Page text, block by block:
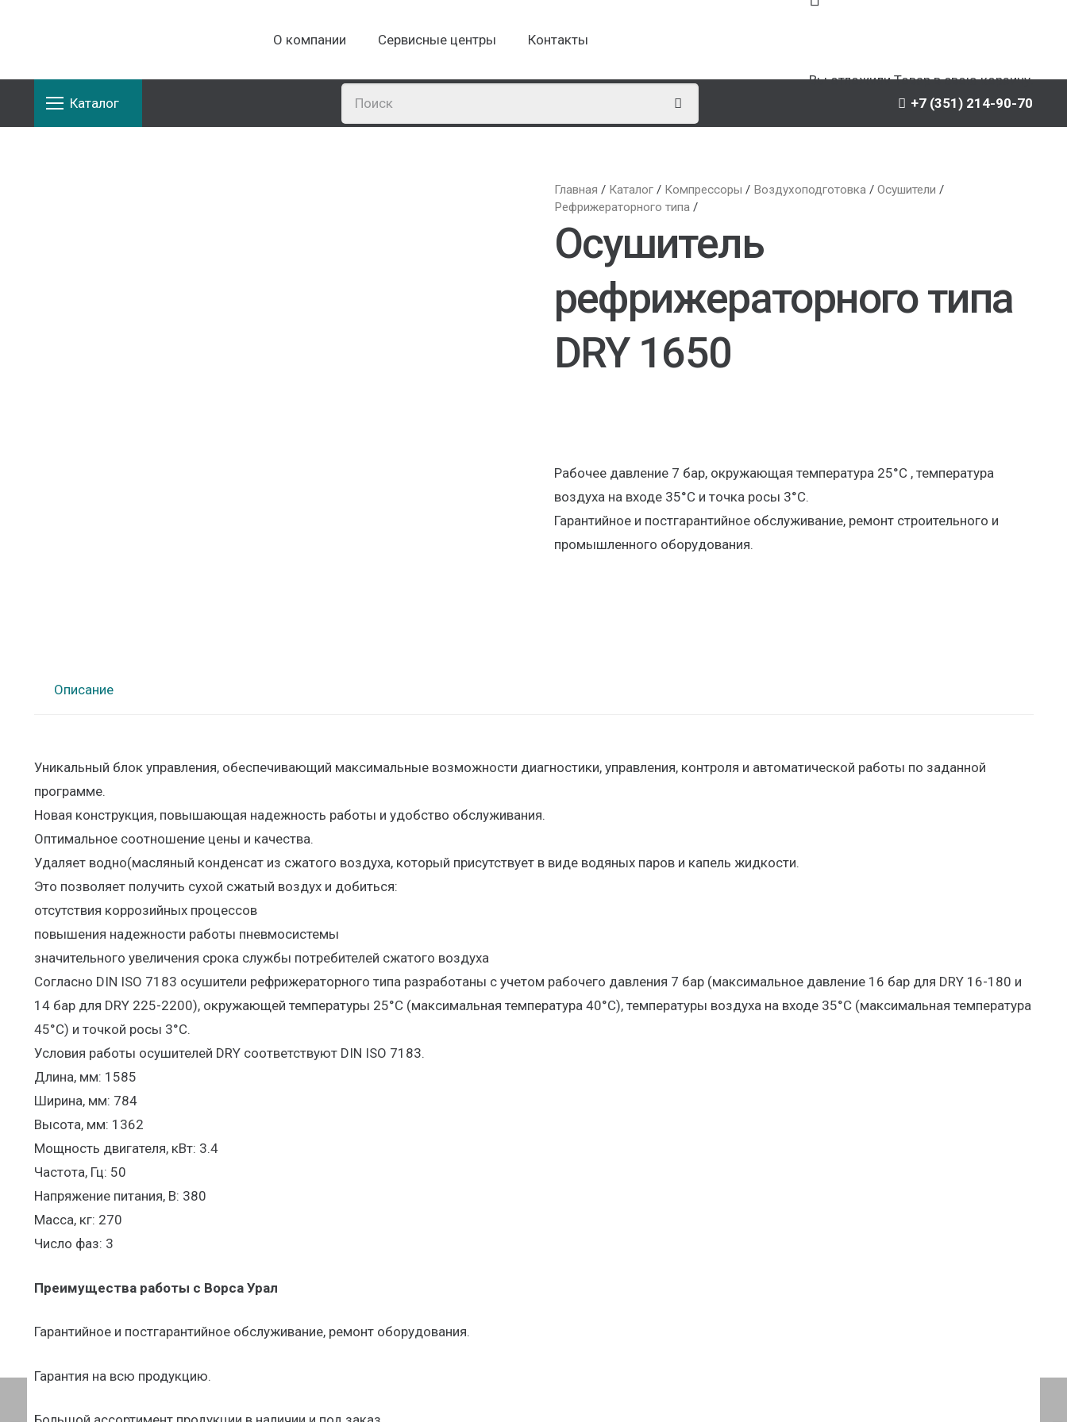
О компании Сервисные центры Контакты
Вы отложилиТоварв свою корзину.
Каталог
+7 (351) 214-90-70
Главная / Каталог/ Компрессоры / Воздухоподготовка/ Осушители /
Рефрижераторного типа/
Осушитель
рефрижераторного типа
DRY 1650
Рабочее давление 7 бар, окружающая температура 25°С , температура
воздуха на входе 35°С и точка росы 3°С.
Гарантийное и постгарантийное обслуживание, ремонт строительного и
промышленного оборудования.
Описание
Уникальный блок управления, обеспечивающий максимальные возможности диагностики, управления, контроля и автоматической работы по заданной
программе.
Новая конструкция, повышающая надежность работы и удобство обслуживания.
Оптимальное соотношение цены и качества.
Удаляет водно(масляный конденсат из сжатого воздуха, который присутствует в виде водяных паров и капель жидкости.
Это позволяет получить сухой сжатый воздух и добиться:
отсутствия коррозийных процессов
повышения надежности работы пневмосистемы
значительного увеличения срока службы потребителей сжатого воздуха
Согласно DIN ISO 7183 осушители рефрижераторного типа разработаны с учетом рабочего давления 7 бар (максимальное давление 16 бар для DRY 16-180 и
14 бар для DRY 225-2200), окружающей температуры 25°С (максимальная температура 40°С), температуры воздуха на входе 35°С (максимальная температура
45°С) и точкой росы 3°С.
Условия работы осушителей DRY соответствуют DIN ISO 7183.
Длина, мм: 1585
Ширина, мм: 784
Высота, мм: 1362
Мощность двигателя, кВт: 3.4
Частота, Гц: 50
Напряжение питания, В: 380
Масса, кг: 270
Число фаз: 3
Преимущества работы с Ворса Урал
Гарантийное и постгарантийное обслуживание, ремонт оборудования.
Гарантия на всю продукцию.